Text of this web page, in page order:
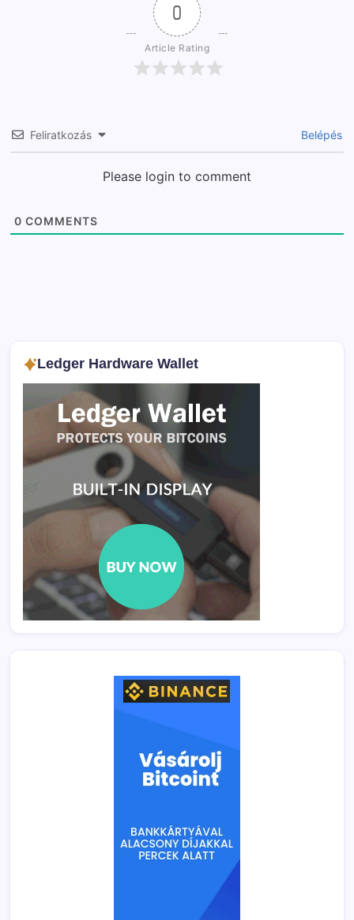
0
Article Rating
Feliratkozás Belépés
Please login to comment
0 COMMENTS
Ledger Hardware Wallet